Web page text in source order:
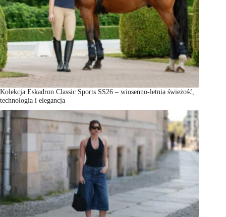
Kolekcja Eskadron Classic Sports SS26 – wiosenno-letnia świeżość,
technologia i elegancja